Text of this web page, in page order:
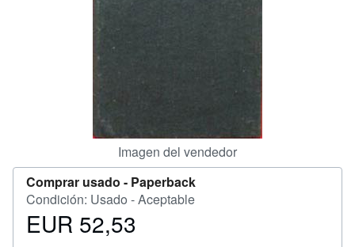
Imagen del vendedor
Comprar usado - Paperback
Condición: Usado - Aceptable
Precio
EUR 52,53